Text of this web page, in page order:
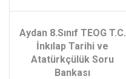
Aydan 8.Sınıf TEOG T.C.
İnkılap Tarihi ve
Atatürkçülük Soru
Bankası